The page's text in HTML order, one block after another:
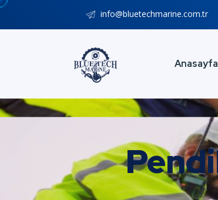
info@bluetechmarine.com.tr
Anasayfa